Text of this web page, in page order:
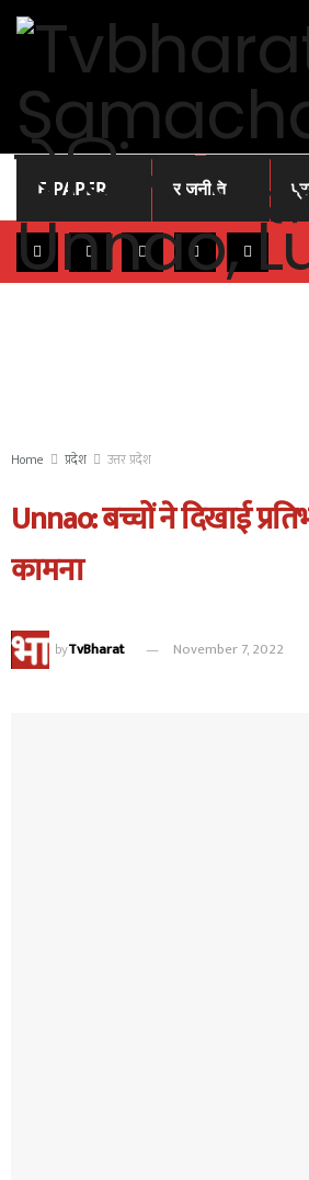
E-PAPER राजनीति
Home प्रदेश उत्तर प्रदेश
Unnao: बच्चों ने दिखाई
कामना
byTvBharat November 7, 2022